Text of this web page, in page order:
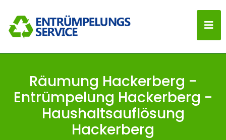
Räumung Hackerberg -
Entrümpelung Hackerberg -
Haushaltsauflösung
Hackerberg